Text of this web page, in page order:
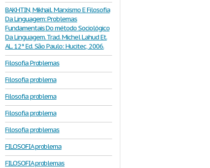
BAKHTIN, Mikhail. Marxismo E Filosofia
Da Linguagem: Problemas
Fundamentais Do método Sociológico
Da Linguagem. Trad. Michel Lahud Et.
AL. 12ª Ed. São Paulo: Hucitec, 2006.
Filosofia Problemas
Filosofia problema
Filosofia problema
Filosofia problema
Filosofia problemas
FILOSOFIA problema
FILOSOFIA problemas